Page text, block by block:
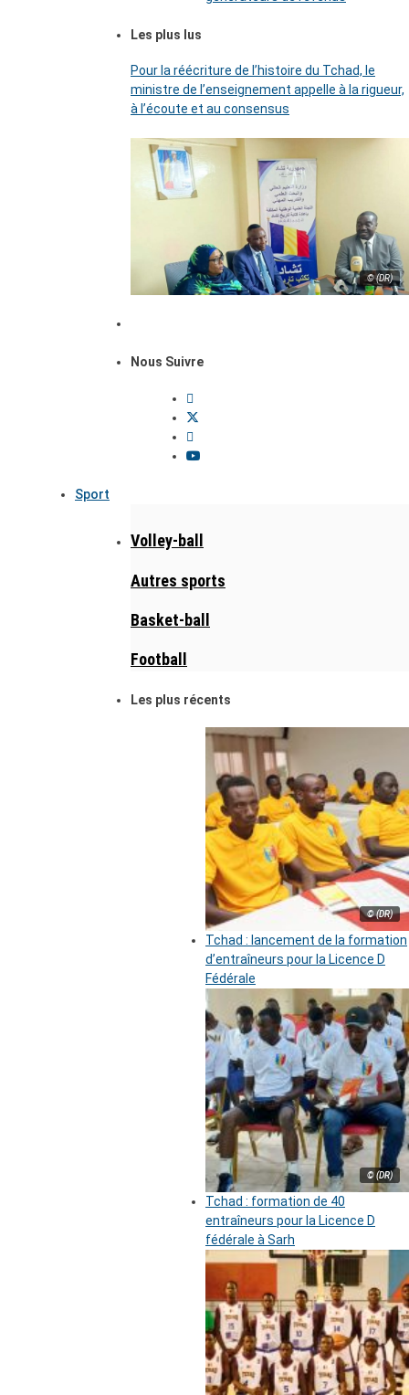
Les plus lus
Pour la réécriture de l’histoire du Tchad, le
ministre de l’enseignement appelle à la rigueur,
à l’écoute et au consensus
© (DR)
Nous Suivre
Sport
Volley-ball
Autres sports
Basket-ball
Football
Les plus récents
© (DR)
Tchad : lancement de la formation
d’entraîneurs pour la Licence D
Fédérale
© (DR)
Tchad : formation de 40
entraîneurs pour la Licence D
fédérale à Sarh